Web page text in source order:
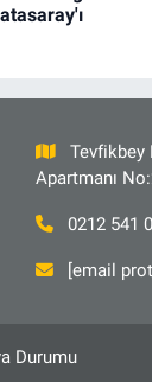
Tevfikbey
Apartmanı
0212 541
[email
Durumu